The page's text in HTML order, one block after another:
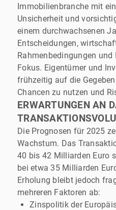
Immobilienbranche mit
Unsicherheit und
einem durchwachsenen
Entscheidungen,
Rahmenbedingungen
Fokus. Eigentümer und
frühzeitig auf die
Chancen zu nutzen und
ERWARTUNGEN AN
Die Prognosen für 2025
Wachstum. Das
40 bis 42 Milliarden Euro
bei etwa 35 Milliarden
Erholung bleibt jedoch
mehreren Faktoren ab:
Zinspolitik der